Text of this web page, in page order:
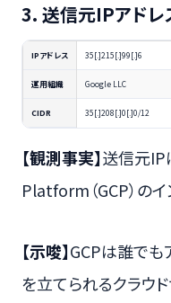
3. 送信元IPアドレ
IPアドレス 35[.]215[.]99[.]6
運用組織 Google LLC
CIDR 35[.]208[.]0[.]0/12
【観測事実】送信元
Platform（GCP）のイ
【示唆】GCPは誰でも
を立てられるクラウ